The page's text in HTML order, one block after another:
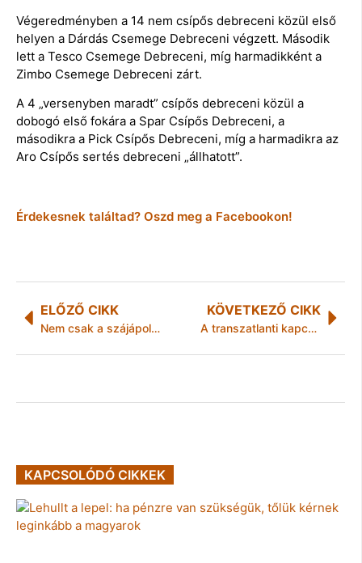
Végeredményben a 14 nem csípős debreceni közül első
helyen a Dárdás Csemege Debreceni végzett. Második
lett a Tesco Csemege Debreceni, míg harmadikként a
Zimbo Csemege Debreceni zárt.
A 4 „versenyben maradt” csípős debreceni közül a
dobogó első fokára a Spar Csípős Debreceni, a
másodikra a Pick Csípős Debreceni, míg a harmadikra az
Aro Csípős sertés debreceni „állhatott”.
Érdekesnek találtad? Oszd meg a Facebookon!
ELŐZŐ CIKK
Nem csak a szájápolástól lehet szép a mosolyod
KÖVETKEZŐ CIKK
A transzatlanti kapcsolatok jelentőségét hangsúlyozta Szijjártó Péter Washingtonban
KAPCSOLÓDÓ CIKKEK